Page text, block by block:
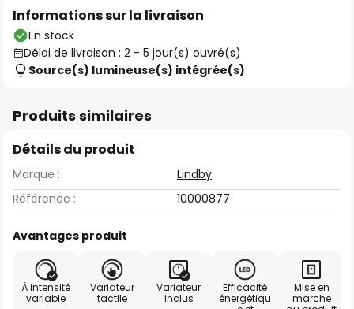
Informations sur la livraison
En stock
Délai de livraison : 2 - 5 jour(s) ouvré(s)
Source(s) lumineuse(s) intégrée(s)
Produits similaires
Détails du produit
Marque :
Lindby
Référence :
10000877
Avantages produit
À intensité
variable
Variateur
tactile
Variateur
inclus
Efficacité
énergétiqu
Mise en
marche